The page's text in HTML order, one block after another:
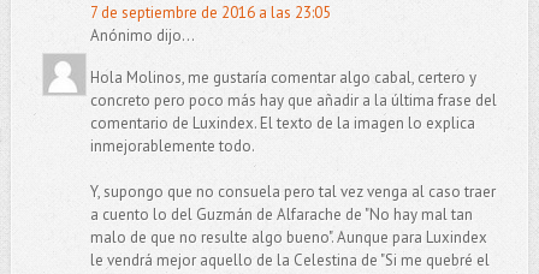
7 de septiembre de 2016 a las 23:05
Anónimo dijo...
Hola Molinos, me gustaría comentar algo cabal, certero y
concreto pero poco más hay que añadir a la última frase del
comentario de Luxindex. El texto de la imagen lo explica
inmejorablemente todo.
Y, supongo que no consuela pero tal vez venga al caso traer
a cuento lo del Guzmán de Alfarache de "No hay mal tan
malo de que no resulte algo bueno". Aunque para Luxindex
le vendrá mejor aquello de la Celestina de "Si me quebré el